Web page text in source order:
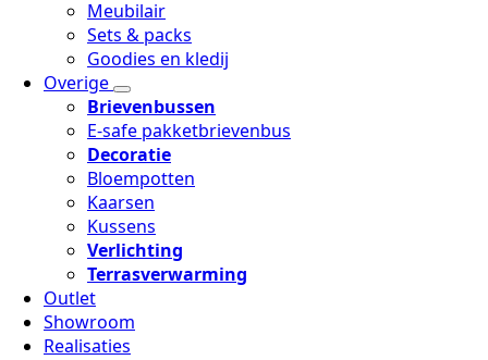
Meubilair
Sets & packs
Goodies en kledij
Overige
Brievenbussen
E-safe pakketbrievenbus
Decoratie
Bloempotten
Kaarsen
Kussens
Verlichting
Terrasverwarming
Outlet
Showroom
Realisaties